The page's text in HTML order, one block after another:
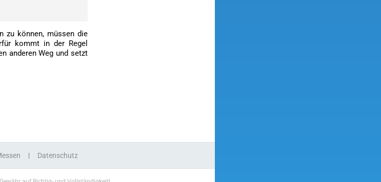
zu können, müssen die
kommt in der Regel
anderen Weg und setzt
Datenschutz